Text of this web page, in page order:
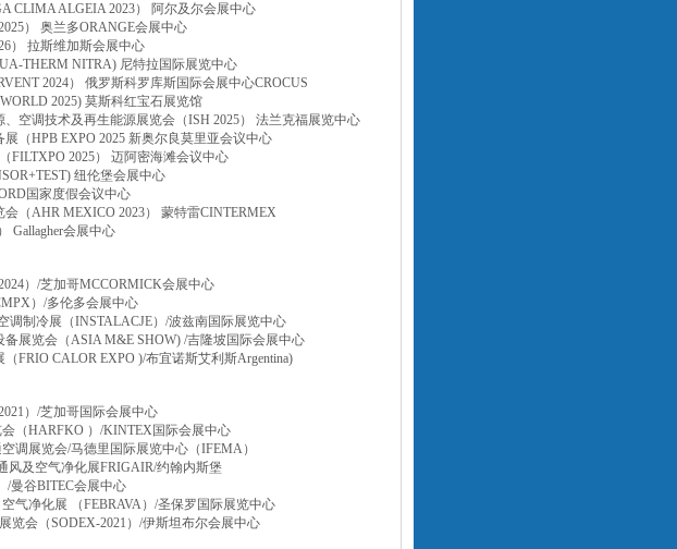
CLIMA ALGEIA 2023） 阿尔及尔会展中心
） 奥兰多ORANGE会展中心
） 拉斯维加斯会展中心
THERM NITRA) 尼特拉国际展览中心
2024） 俄罗斯科罗库斯国际会展中心CROCUS
2025) 莫斯科红宝石展览馆
空调技术及再生能源展览会（ISH 2025） 法兰克福展览中心
（HPB EXPO 2025 新奥尔良莫里亚会议中心
FILTXPO 2025） 迈阿密海滩会议中心
纽伦堡会展中心
国家度假会议中心
（AHR MEXICO 2023） 蒙特雷CINTERMEX
Gallagher会展中心
）/芝加哥MCCORMICK会展中心
）/多伦多会展中心
调制冷展（INSTALACJE）/波兹南国际展览中心
展览会（ASIA M&E SHOW) /吉隆坡国际会展中心
FRIO CALOR EXPO )/布宜诺斯艾利斯Argentina)
）/芝加哥国际会展中心
（HARFKO ）/KINTEX国际会展中心
调展览会/马德里国际展览中心（IFEMA）
风及空气净化展FRIGAIR/约翰内斯堡
/曼谷BITEC会展中心
气净化展 （FEBRAVA）/圣保罗国际展览中心
览会（SODEX-2021）/伊斯坦布尔会展中心